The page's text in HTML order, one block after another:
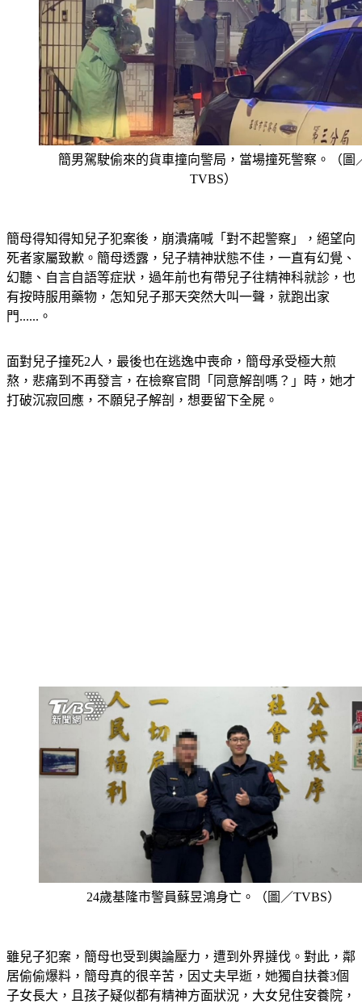
簡男駕駛偷來的貨車撞向警局，當場撞死警察。（圖
TVBS）
簡母得知得知兒子犯案後，崩潰痛喊「對不起警察」，絕望向
死者家屬致歉。簡母透露，兒子精神狀態不佳，一直有幻覺、
幻聽、自言自語等症狀，過年前也有帶兒子往精神科就診，也
有按時服用藥物，怎知兒子那天突然大叫一聲，就跑出家
門......。
面對兒子撞死2人，最後也在逃逸中喪命，簡母承受極大煎
熬，悲痛到不再發言，在檢察官問「同意解剖嗎？」時，她才
打破沉寂回應，不願兒子解剖，想要留下全屍。
24歲基隆市警員蘇昱鴻身亡。（圖／TVBS）
雖兒子犯案，簡母也受到輿論壓力，遭到外界撻伐。對此，鄰
居偷偷爆料，簡母真的很辛苦，因丈夫早逝，她獨自扶養3個
子女長大，且孩子疑似都有精神方面狀況，大女兒住安養院，